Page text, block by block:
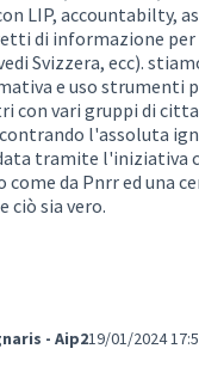
LIP, accountabilty,
di informazione
Svizzera, ecc).
e uso strumenti
con vari gruppi di
l'assoluta
tramite l'iniziativa
come da Pnrr ed una
ciò sia vero.
to comment 824)
- Aip219/01/2024